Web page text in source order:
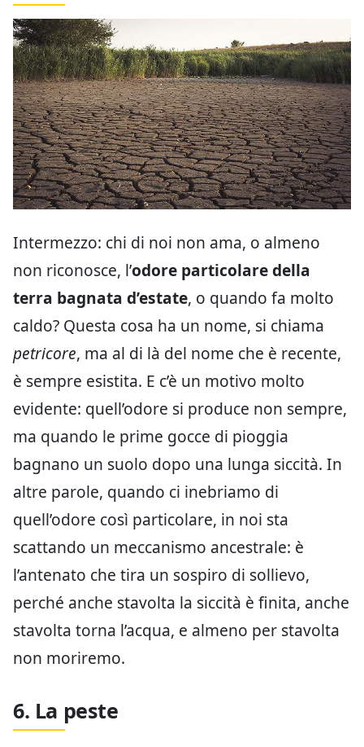
Intermezzo: chi di noi non ama, o almeno
non riconosce, l’odore particolare della
terra bagnata d’estate, o quando fa molto
caldo? Questa cosa ha un nome, si chiama
petricore, ma al di là del nome che è recente,
è sempre esistita. E c’è un motivo molto
evidente: quell’odore si produce non sempre,
ma quando le prime gocce di pioggia
bagnano un suolo dopo una lunga siccità. In
altre parole, quando ci inebriamo di
quell’odore così particolare, in noi sta
scattando un meccanismo ancestrale: è
l’antenato che tira un sospiro di sollievo,
perché anche stavolta la siccità è finita, anche
stavolta torna l’acqua, e almeno per stavolta
non moriremo.
6. La peste